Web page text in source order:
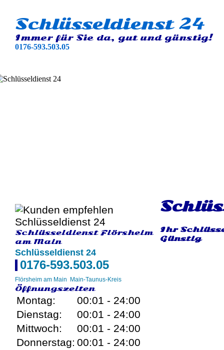
Schlüsseldienst 24
Immer für Sie da, gut und günstig!
0176-593.503.05
Schlüsseldienst Flörsheim
am Main
Schlüsseldienst 24
0176-593.503.05
Flörsheim am Main Main-Taunus-Kreis
Öffnungszeiten
Montag:
00:01 - 24:00
Dienstag:
00:01 - 24:00
Mittwoch:
00:01 - 24:00
Donnerstag: 00:01 - 24:00
Ihr
Günstig